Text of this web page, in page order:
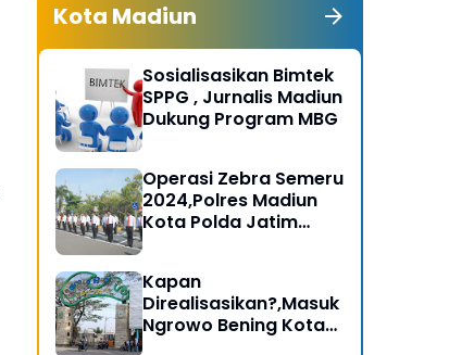
Kota Madiun
Sosialisasikan Bimtek
SPPG , Jurnalis Madiun
Dukung Program MBG
Operasi Zebra Semeru
2024,Polres Madiun
Kota Polda Jatim
Kapan
Direalisasikan?,Masuk
Ngrowo Bening Kota